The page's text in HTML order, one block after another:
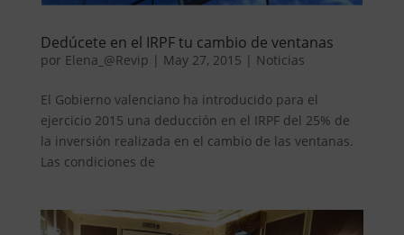
Dedúcete en el IRPF tu cambio de ventanas
por Elena_@Revip | May 27, 2015 | Noticias
El Gobierno valenciano ha introducido para el
ejercicio 2015 una deducción en el IRPF del 25% de
la inversión realizada en el cambio de las ventanas.
Las condiciones de